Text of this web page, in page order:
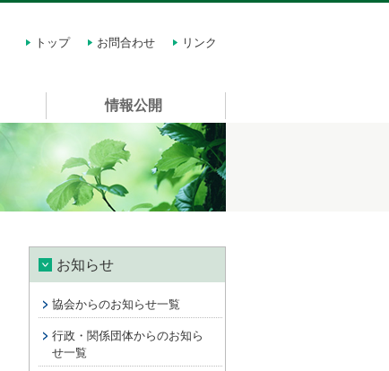
トップ
お問合わせ リンク
情報公開
お知らせ
協会からのお知らせ一覧
行政・関係団体からのお知ら
せ一覧